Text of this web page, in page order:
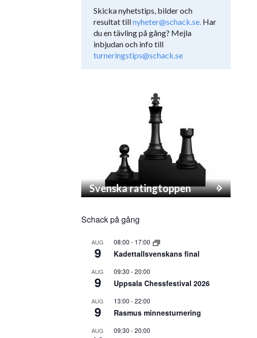
Skicka nyhetstips, bilder och
resultat tillnyheter@schack.se. Har
du en tävling på gång? Mejla
inbjudan och info till
turneringstips@schack.se
Svenska ratingtoppen
Schack på gång
AUG
9
08:00 - 17:00
Kadettallsvenskans final
AUG
9
09:30 -20:00
Uppsala Chessfestival 2026
AUG
9
13:00 -22:00
Rasmus minnesturnering
AUG 09:30 -20:00